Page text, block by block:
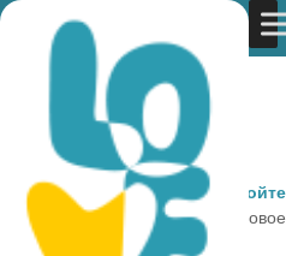
You are here: Home »
Море
Дайвинг»
сайта